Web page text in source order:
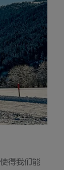
得我们能